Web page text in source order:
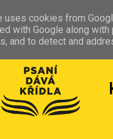
uses cookies from
with Google along
and to detect and